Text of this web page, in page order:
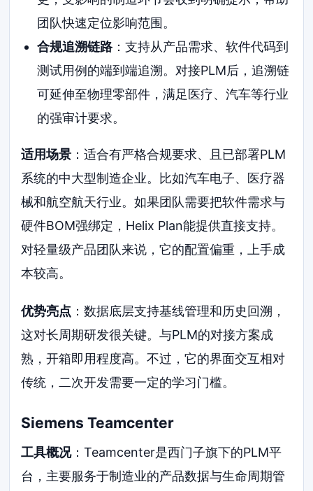
团队快速定位影响范围。
合规追溯链路：支持从产品需求、软件代码到
测试用例的端到端追溯。对接PLM后，追溯链
可延伸至物理零部件，满足医疗、汽车等行业
的强审计要求。
适用场景 ：适合有严格合规要求、且已部署PLM
系统的中大型制造企业。比如汽车电子、医疗器
械和航空航天行业。如果团队需要把软件需求与
硬件BOM强绑定，Helix Plan能提供直接支持。
对轻量级产品团队来说，它的配置偏重，上手成
本较高。
优势亮点 ：数据底层支持基线管理和历史回溯，
这对长周期研发很关键。与PLM的对接方案成
熟，开箱即用程度高。不过，它的界面交互相对
传统，二次开发需要一定的学习门槛。
Siemens Teamcenter
工具概况：Teamcenter是西门子旗下的PLM平
台，主要服务于制造业的产品数据与生命周期管